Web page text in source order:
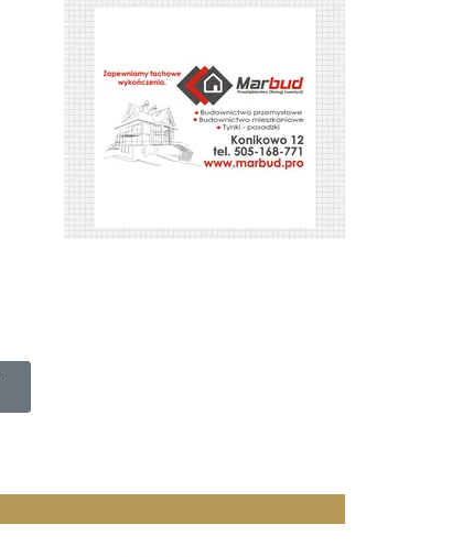
i bezpiecznie w lesie"